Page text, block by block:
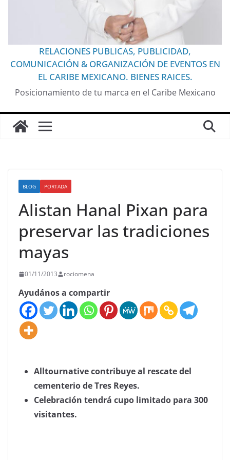
RELACIONES PUBLICAS, PUBLICIDAD,
COMUNICACIÓN & ORGANIZACIÓN DE EVENTOS EN
EL CARIBE MEXICANO. BIENES RAICES.
Posicionamiento de tu marca en el Caribe Mexicano
BLOG PORTADA
Alistan Hanal Pixan para
preservar las tradiciones
mayas
01/11/2013 rociomena
Ayudános a compartir
Alltournative contribuye al rescate del
cementerio de Tres Reyes.
Celebración tendrá cupo limitado para 300
visitantes.